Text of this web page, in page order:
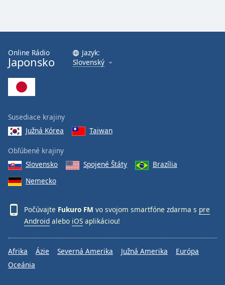
Font
Family
Done
Close
Dialog
End
dialog
Online Rádio
Japonsko
Jazyk:
Slovenský
Susediace krajiny
Južná Kórea
Taiwan
Obľúbené krajiny
Slovensko
Spojené Štáty
Brazília
Nemecko
Počúvajte Fukuro FM vo svojom smartfóne zdarma s pre
Android alebo iOS aplikáciou!
Afrika Ázie Severná Amerika Južná Amerika
Európa
Oceánia